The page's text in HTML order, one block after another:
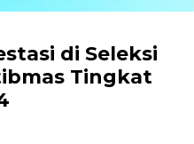
di Seleksi
Tingkat